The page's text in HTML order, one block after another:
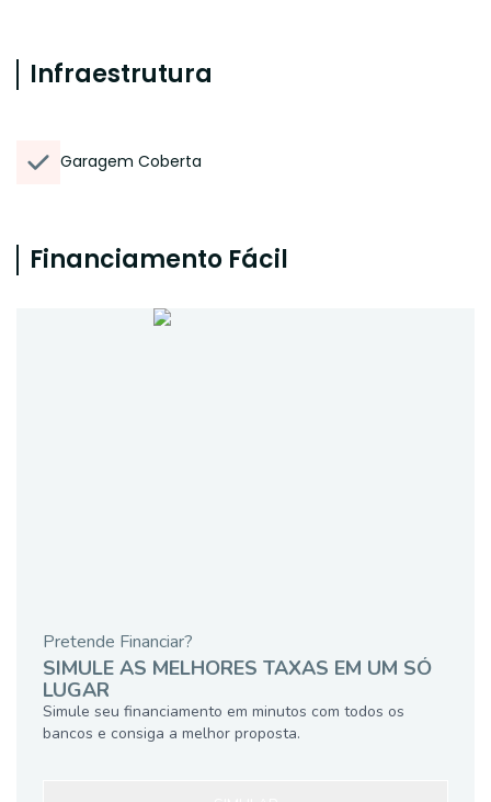
Infraestrutura
Garagem Coberta
Financiamento Fácil
Pretende Financiar?
SIMULE AS MELHORES TAXAS EM UM SÓ
LUGAR
Simule seu financiamento em minutos com todos os
bancos e consiga a melhor proposta.